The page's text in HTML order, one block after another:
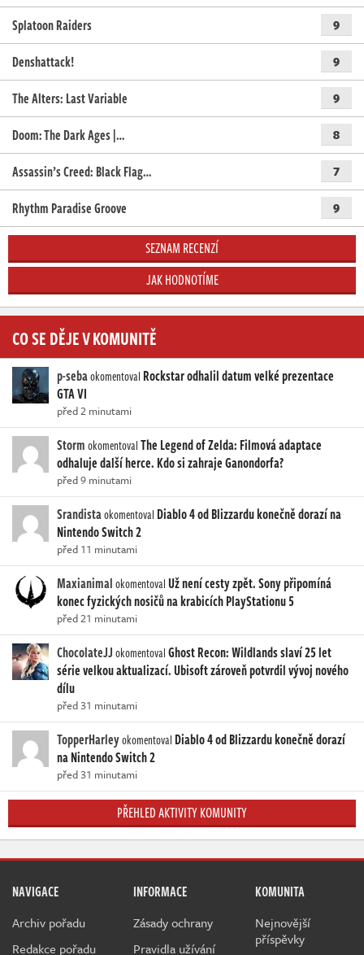
Splatoon Raiders 9
Denshattack! 9
The Alters: Last Variable 9
Doom: The Dark Ages |… 8
Assassin’s Creed: Black Flag… 7
Rhythm Paradise Groove 9
SEZNAM RECENZÍ
JAK HODNOTÍME
CO SE DĚJE V KOMUNITĚ
p-sebaokomentoval Rockstar odhalil datum velké prezentace
GTA VI
před 2 minutami
StormokomentovalThe Legend of Zelda: Filmová adaptace
odhaluje další herce. Kdo si zahraje Ganondorfa?
před 9 minutami
Srandistaokomentoval Diablo 4 od Blizzardu konečně dorazí na
Nintendo Switch 2
před 11 minutami
MaxianimalokomentovalUž není cesty zpět. Sony připomíná
konec fyzických nosičů na krabicích PlayStationu 5
před 21 minutami
ChocolateJJokomentovalGhost Recon: Wildlands slaví 25 let
série velkou aktualizací. Ubisoft zároveň potvrdil vývoj nového
dílu
před 31 minutami
TopperHarleyokomentoval Diablo 4 od Blizzardu konečně dorazí
na Nintendo Switch 2
před 31 minutami
PŘEHLED AKTIVITY KOMUNITY
NAVIGACE
Archiv pořadu
Redakce pořadu
INFORMACE
Zásady ochrany
Pravidla užívání
KOMUNITA
Nejnovější
příspěvky